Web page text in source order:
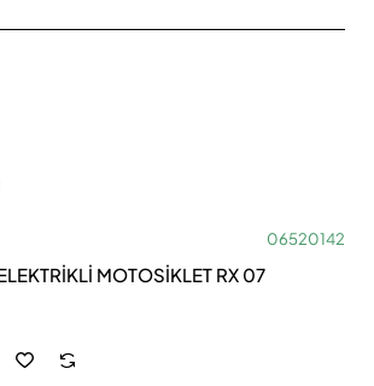
06520142
MOTOSİKLET RX 07